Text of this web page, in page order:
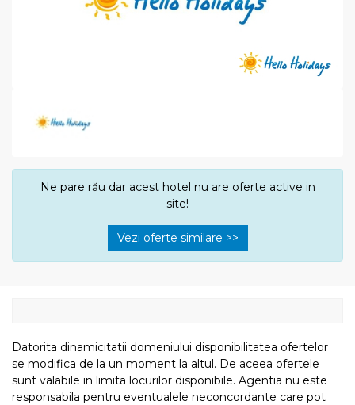
Ne pare rău dar acest hotel nu are oferte active in
site!
Vezi oferte similare >>
Datorita dinamicitatii domeniului disponibilitatea ofertelor
se modifica de la un moment la altul. De aceea ofertele
sunt valabile in limita locurilor disponibile. Agentia nu este
responsabila pentru eventualele neconcordante care pot